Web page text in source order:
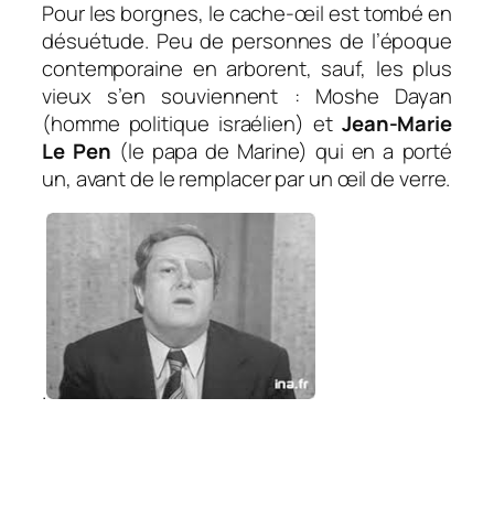
Pour les borgnes, le cache-œil est tombé en
désuétude. Peu de personnes de l’époque
contemporaine en arborent, sauf, les plus
vieux s’en souviennent : Moshe Dayan
(homme politique israélien) et Jean-Marie
Le Pen (le papa de Marine) qui en a porté
un, avant de le remplacer par un œil de verre.
.